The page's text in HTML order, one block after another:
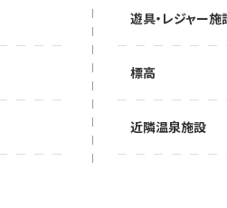
遊具・レジャー施
標高
近隣温泉施設